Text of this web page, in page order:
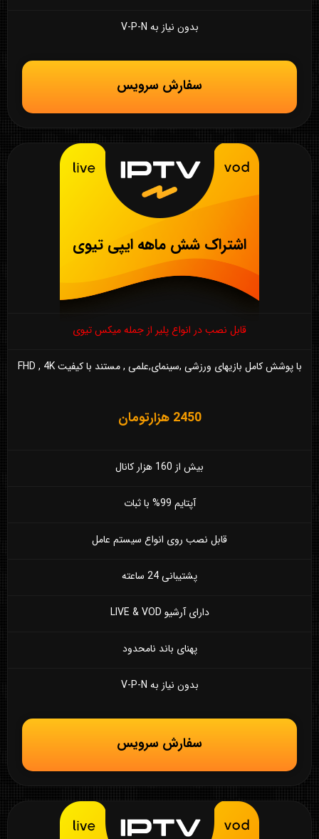
بدون نیاز به V-P-N
سفارش سرویس
اشتراک شش ماهه ایپی تیوی
قابل نصب در انواع پلیر از جمله میکس تیوی
با پوشش کامل بازیهای ورزشی ,سینمای,علمی , مستند با کیفیت FHD , 4K
2450 هزارتومان
بیش از 160 هزار کانال
آپتایم 99% با ثبات
قابل نصب روی انواع سیستم عامل
پشتیبانی 24 ساعته
دارای آرشیو LIVE & VOD
پهنای باند نامحدود
بدون نیاز به V-P-N
سفارش سرویس